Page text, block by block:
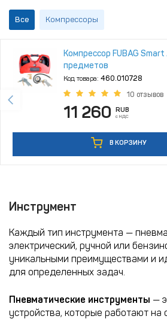
Все Компрессоры
Компрессор FUBAG
предметов
Код товара: 460.010728
10 отзывов
11 260 RUB
с НДС
В КОРЗИНУ
Инструмент
Каждый тип инструмента —
электрический, ручной или
уникальными преимуществами и
для определенных задач.
Пневматические инструменты —
устройства, которые работают на